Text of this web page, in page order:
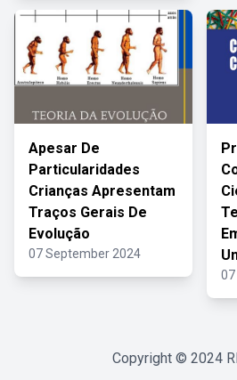
Apesar De
Particularidades
Crianças Apresentam
Traços Gerais De
Evolução
07 September 2024
Copyright © 2024